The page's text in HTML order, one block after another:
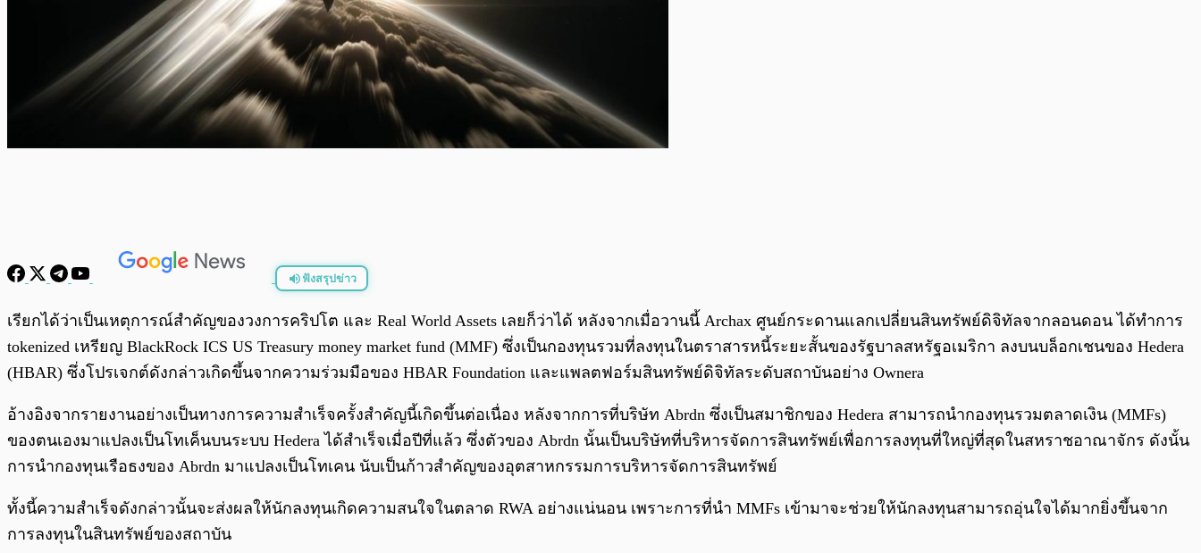
ฟังสรุปข่าว
พร้อมเล่น 0:00
เรียกได้ว่าเป็นเหตุการณ์สำคัญของวงการคริปโต และ Real World Assets เลยก็ว่าได้ หลังจากเมื่อวานนี้ Archax ศูนย์กระดานแลกเปลี่ยนสินทรัพย์ดิจิทัลจากลอนดอน ได้ทำการ
tokenized เหรียญ BlackRock ICS US Treasury money market fund (MMF) ซึ่งเป็นกองทุนรวมที่ลงทุนในตราสารหนี้ระยะสั้นของรัฐบาลสหรัฐอเมริกา ลงบนบล็อกเชนของ Hedera
(HBAR) ซึ่งโปรเจกต์ดังกล่าวเกิดขึ้นจากความร่วมมือของ HBAR Foundation และแพลตฟอร์มสินทรัพย์ดิจิทัลระดับสถาบันอย่าง Ownera
อ้างอิงจากรายงานอย่างเป็นทางการความสำเร็จครั้งสำคัญนี้เกิดขึ้นต่อเนื่อง หลังจากการที่บริษัท Abrdn ซึ่งเป็นสมาชิกของ Hedera สามารถนำกองทุนรวมตลาดเงิน (MMFs)
ของตนเองมาแปลงเป็นโทเค็นบนระบบ Hedera ได้สำเร็จเมื่อปีที่แล้ว ซึ่งตัวของ Abrdn นั้นเป็นบริษัทที่บริหารจัดการสินทรัพย์เพื่อการลงทุนที่ใหญ่ที่สุดในสหราชอาณาจักร ดังนั้น
การนำกองทุนเรือธงของ Abrdn มาแปลงเป็นโทเคน นับเป็นก้าวสำคัญของอุตสาหกรรมการบริหารจัดการสินทรัพย์
ทั้งนี้ความสำเร็จดังกล่าวนั้นจะส่งผลให้นักลงทุนเกิดความสนใจในตลาด RWA อย่างแน่นอน เพราะการที่นำ MMFs เข้ามาจะช่วยให้นักลงทุนสามารถอุ่นใจได้มากยิ่งขึ้นจาก
การลงทุนในสินทรัพย์ของสถาบัน